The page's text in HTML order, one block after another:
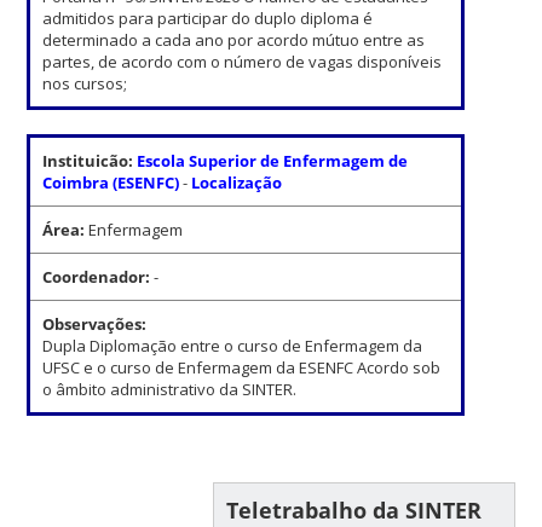
admitidos para participar do duplo diploma é
determinado a cada ano por acordo mútuo entre as
partes, de acordo com o número de vagas disponíveis
nos cursos;
Instituicão: Escola Superior de Enfermagem de
Coimbra (ESENFC)- Localização
Área:Enfermagem
Coordenador:-
Observações:
Dupla Diplomação entre o curso de Enfermagem da
UFSC e o curso de Enfermagem da ESENFC Acordo sob
o âmbito administrativo da SINTER.
Teletrabalho da SINTER